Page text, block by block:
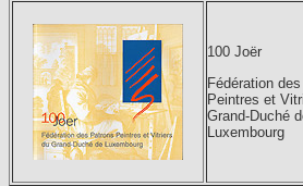
100 Joër
Fédération
Peintres et
Grand-Duché
Luxembourg